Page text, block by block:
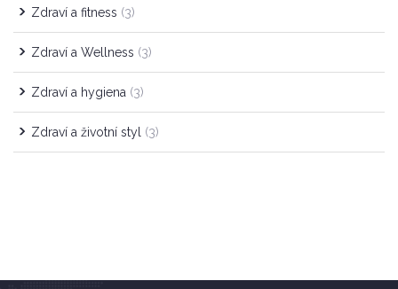
Zdraví a fitness (3)
Zdraví a Wellness (3)
Zdraví a hygiena (3)
Zdraví a životní styl (3)